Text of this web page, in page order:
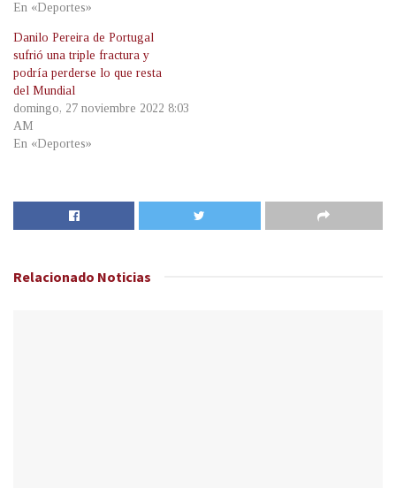
En «Deportes»
Danilo Pereira de Portugal
sufrió una triple fractura y
podría perderse lo que resta
del Mundial
domingo, 27 noviembre 2022 8:03
AM
En «Deportes»
Relacionado Noticias